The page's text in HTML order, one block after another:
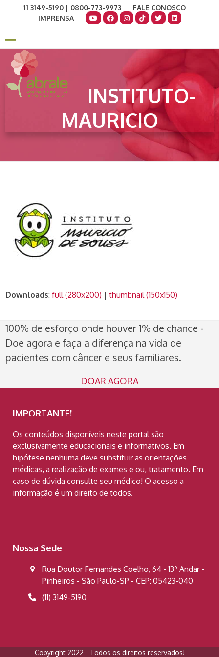
11 3149-5190 | 0800-773-9973
FALE CONOSCO
IMPRENSA
Open
mobile
menu
Close
mobile
menu
INSTITUTO-
MAURICIO
Downloads:full (280x200) |thumbnail (150x150)
100% de esforço onde houver 1% de chance -
Doe agora e faça a diferença na vida de
pacientes com câncer e seus familiares.
DOAR AGORA
IMPORTANTE!
Os conteúdos disponíveis neste portal são
exclusivamente educacionais e informativos. Em
hipótese nenhuma deve substituir as orientações
médicas, a realização de exames e ou, tratamento. Em
caso de dúvida consulte seu médico! O acesso a
informação é um direito de todos.
Nossa Sede
Rua Doutor Fernandes Coelho, 64 - 13º Andar -
Pinheiros - São Paulo-SP - CEP: 05423-040
(11) 3149-5190
Copyright 2022 - Todos os direitos reservados!